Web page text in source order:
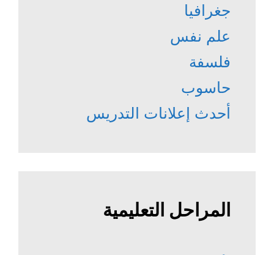
جغرافيا
علم نفس
فلسفة
حاسوب
أحدث إعلانات التدريس
المراحل التعليمية